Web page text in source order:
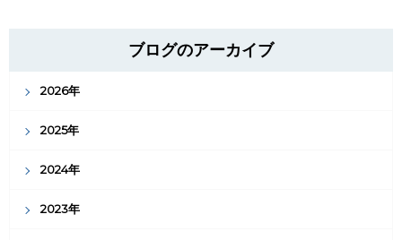
ブログのアーカイブ
2026年
2025年
2024年
2023年